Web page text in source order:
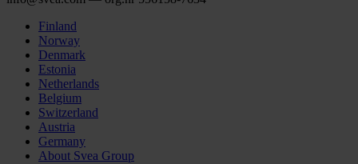
Finland
Norway
Denmark
Estonia
Netherlands
Belgium
Switzerland
Austria
Germany
About Svea Group